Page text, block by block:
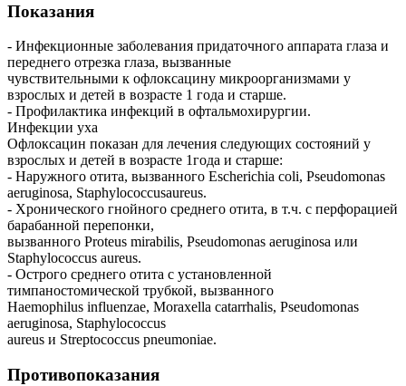
Показания
- Инфекционные заболевания придаточного аппарата глаза и
переднего отрезка глаза, вызванные
чувствительными к офлоксацину микроорганизмами у
взрослых и детей в возрасте 1 года и старше.
- Профилактика инфекций в офтальмохирургии.
Инфекции уха
Офлоксацин показан для лечения следующих состояний у
взрослых и детей в возрасте 1года и старше:
- Наружного отита, вызванного Escherichia coli, Pseudomonas
aeruginosa, Staphylococcusaureus.
- Хронического гнойного среднего отита, в т.ч. с перфорацией
барабанной перепонки,
вызванного Proteus mirabilis, Pseudomonas aeruginosa или
Staphylococcus aureus.
- Острого среднего отита с установленной
тимпаностомической трубкой, вызванного
Haemophilus influenzae, Moraxella catarrhalis, Pseudomonas
aeruginosa, Staphylococcus
aureus и Streptococcus pneumoniae.
Противопоказания